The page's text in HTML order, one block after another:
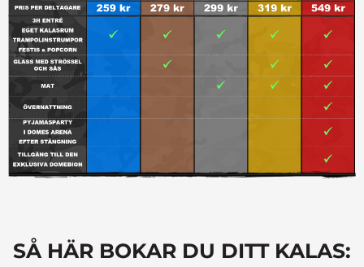
SÅ HÄR BOKAR DU DITT KALAS: